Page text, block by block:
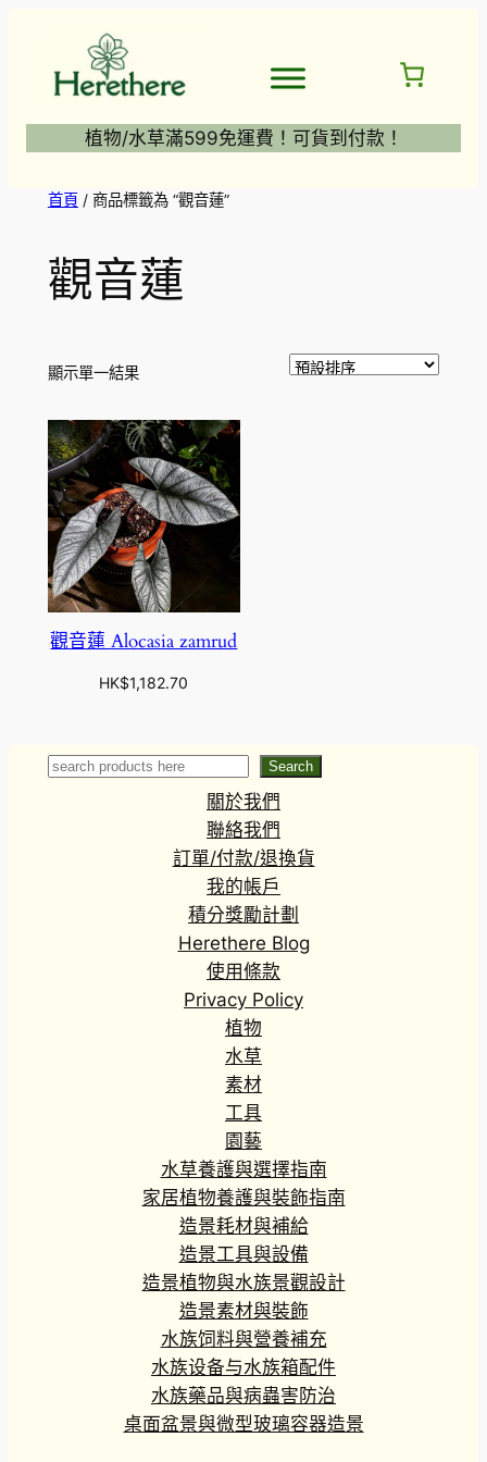
植物/水草滿599免運費！可貨到付款！
首頁/ 商品標籤為 “觀音蓮”
觀音蓮
顯示單一結果
觀音蓮 Alocasia zamrud
HK$1,182.70
Search Search
關於我們
聯絡我們
訂單/付款/退換貨
我的帳戶
積分獎勵計劃
Herethere Blog
使用條款
Privacy Policy
植物
水草
素材
工具
園藝
水草養護與選擇指南
家居植物養護與裝飾指南
造景耗材與補給
造景工具與設備
造景植物與水族景觀設計
造景素材與裝飾
水族饲料與營養補充
水族设备与水族箱配件
水族藥品與病蟲害防治
桌面盆景與微型玻璃容器造景